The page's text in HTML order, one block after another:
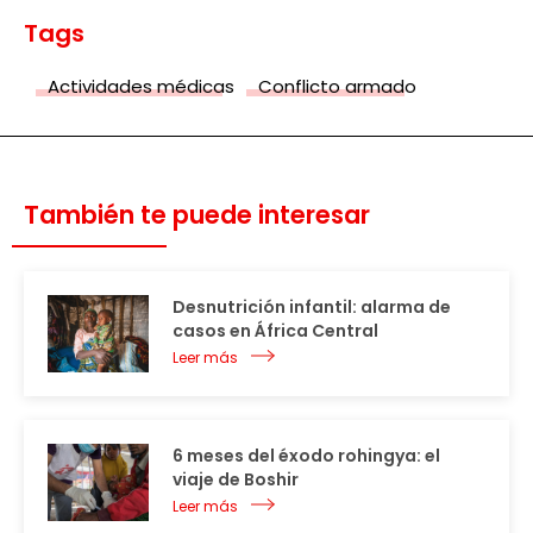
Tags
Actividades médicas Conflicto armado
También te puede interesar
Desnutrición infantil: alarma de
casos en África Central
Leer más
6 meses del éxodo rohingya: el
viaje de Boshir
Leer más